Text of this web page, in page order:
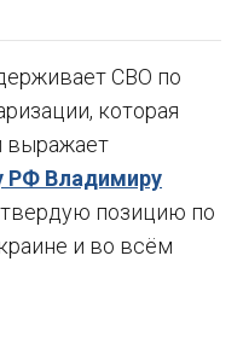
СВО по
которая
выражает
РФ Владимиру
твердую позицию по
и во всём